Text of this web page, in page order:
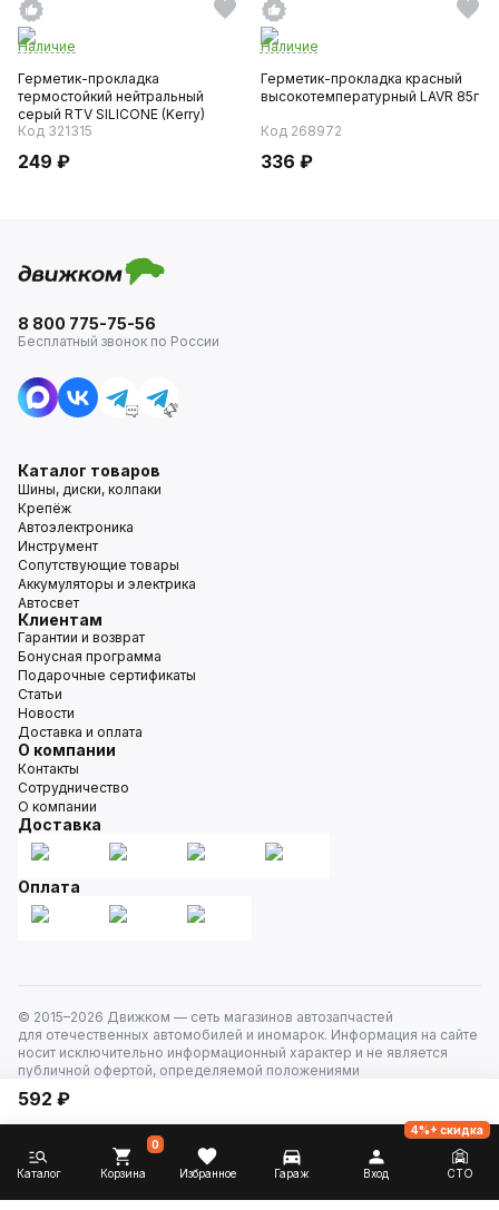
Наличие
Герметик-прокладка
термостойкий нейтральный
серый RTV SILICONE (Kerry)
Код 321315
249 ₽
Наличие
Герметик-прокладка красный
высокотемпературный LAVR 85г
Код 268972
336 ₽
592 ₽
8 800 775-75-56
Бесплатный звонок по России
Каталог товаров
Шины, диски, колпаки
Крепёж
Автоэлектроника
Инструмент
Сопутствующие товары
Аккумуляторы и электрика
Автосвет
Клиентам
Гарантии и возврат
Бонусная программа
Подарочные сертификаты
Статьи
Новости
Доставка и оплата
О компании
Контакты
Сотрудничество
О компании
Доставка
Оплата
© 2015–2026 Движком — сеть магазинов автозапчастей
для отечественных автомобилей и иномарок. Информация на сайте
носит исключительно информационный характер и не является
публичной офертой, определяемой положениями
Каталог Корзина
0
Избранное Гараж Вход СТО
4%+ скидка